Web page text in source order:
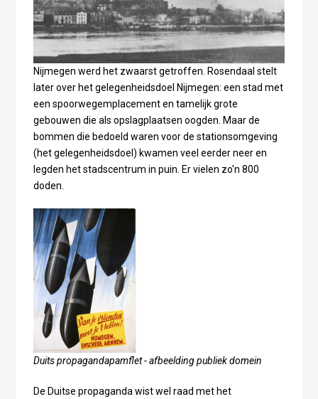
Nijmegen werd het zwaarst getroffen. Rosendaal stelt
later over het gelegenheidsdoel Nijmegen: een stad met
een spoorwegemplacement en tamelijk grote
gebouwen die als opslagplaatsen oogden. Maar de
bommen die bedoeld waren voor de stationsomgeving
(het gelegenheidsdoel) kwamen veel eerder neer en
legden het stadscentrum in puin. Er vielen zo'n 800
doden.
Duits propagandapamflet - afbeelding publiek domein
De Duitse propaganda wist wel raad met het